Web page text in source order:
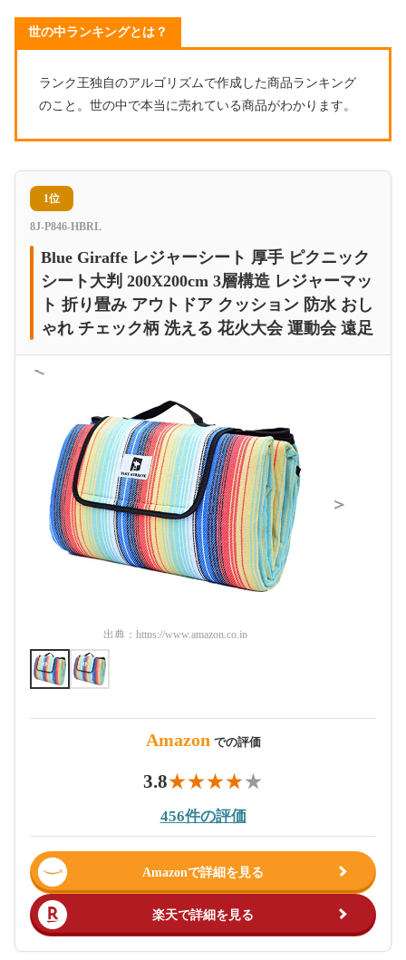
世の中ランキングとは？
ランク王独自のアルゴリズムで作成した商品ランキング
のこと。世の中で本当に売れている商品がわかります。
1位
8J-P846-HBRL
Blue Giraffe レジャーシート 厚手 ピクニック
シート大判 200X200cm 3層構造 レジャーマッ
ト 折り畳み アウトドア クッション 防水 おし
ゃれ チェック柄 洗える 花火大会 運動会 遠足
＜
出典： https://www.amazon.co.jp
＞
Amazon での評価
3.8
456件の評価
Amazonで詳細を見る
楽天で詳細を見る